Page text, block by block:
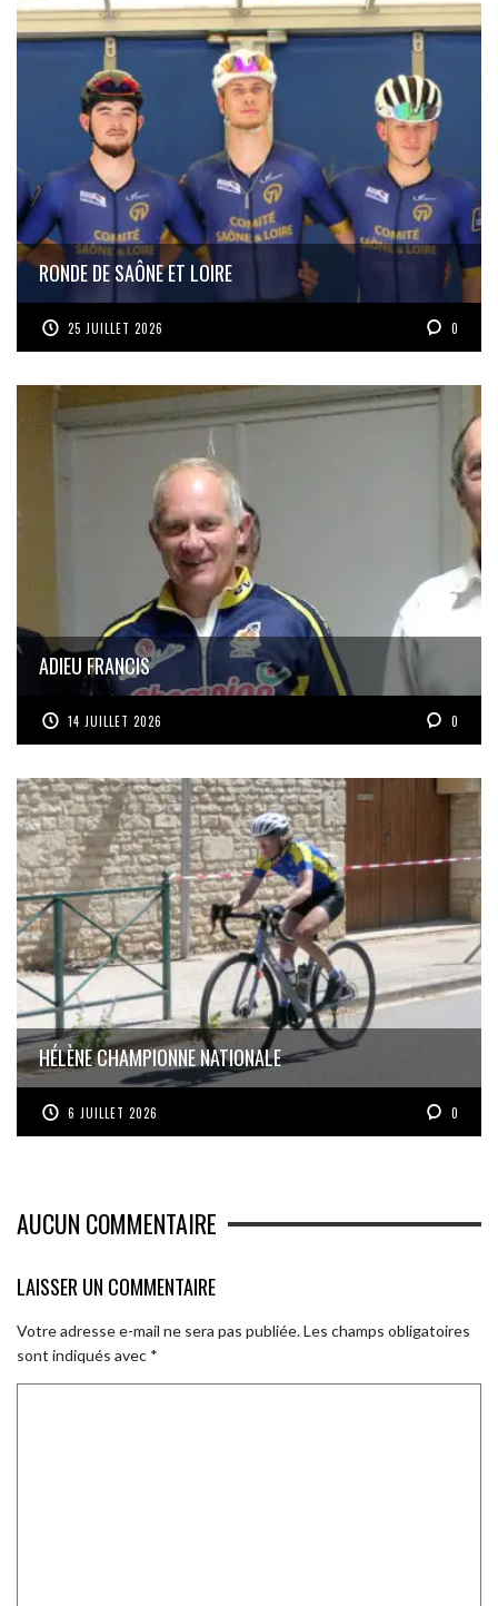
RONDE DE SAÔNE ET LOIRE
25 JUILLET 2026 0
ADIEU FRANCIS
14 JUILLET 2026 0
HÉLÈNE CHAMPIONNE NATIONALE
6 JUILLET 2026 0
AUCUN COMMENTAIRE
LAISSER UN COMMENTAIRE
Votre adresse e-mail ne sera pas publiée.Les champs obligatoires
sont indiqués avec *